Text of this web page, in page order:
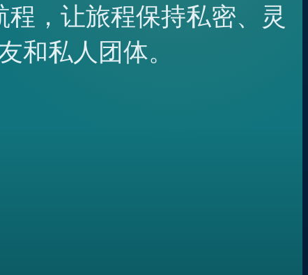
，让旅程保持私密、灵
和私人团体。